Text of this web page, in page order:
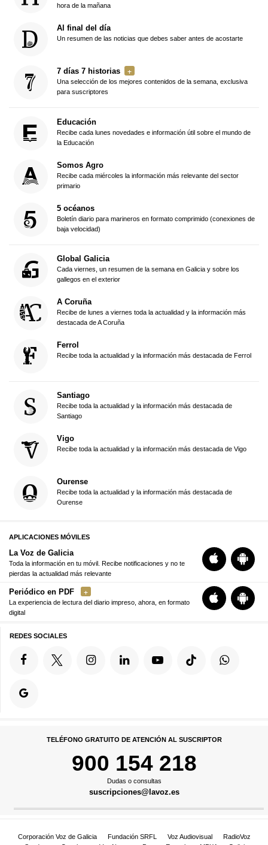
hora de la mañana
Al final del día
Un resumen de las noticias que debes saber antes de acostarte
7 días 7 historias
Una selección de los mejores contenidos de la semana, exclusiva
para suscriptores
Educación
Recibe cada lunes novedades e información útil sobre el mundo de
la Educación
Somos Agro
Recibe cada miércoles la información más relevante del sector
primario
5 océanos
Boletín diario para marineros en formato comprimido (conexiones de
baja velocidad)
Global Galicia
Cada viernes, un resumen de la semana en Galicia y sobre los
gallegos en el exterior
A Coruña
Recibe de lunes a viernes toda la actualidad y la información más
destacada de A Coruña
Ferrol
Recibe toda la actualidad y la información más destacada de Ferrol
Santiago
Recibe toda la actualidad y la información más destacada de
Santiago
Vigo
Recibe toda la actualidad y la información más destacada de Vigo
Ourense
Recibe toda la actualidad y la información más destacada de
Ourense
APLICACIONES MÓVILES
La Voz de Galicia
Toda la información en tu móvil. Recibe notificaciones y no te
pierdas la actualidad más relevante
Periódico en PDF
La experiencia de lectura del diario impreso, ahora, en formato
digital
REDES SOCIALES
TELÉFONO GRATUITO DE ATENCIÓN AL SUSCRIPTOR
900 154 218
Dudas o consultas
suscripciones@lavoz.es
Corporación Voz de Galicia Fundación SRFL Voz Audiovisual
RadioVoz